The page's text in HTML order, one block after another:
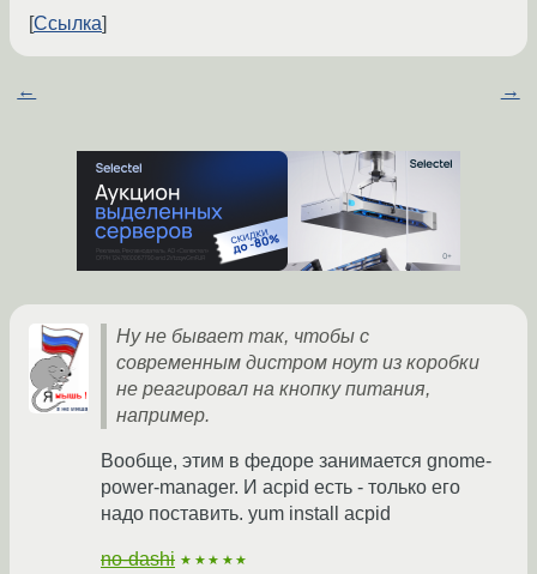
Ссылка
← →
Ну не бывает так, чтобы с
современным дистром ноут из коробки
не реагировал на кнопку питания,
например.
Вообще, этим в федоре занимается gnome-
power-manager. И acpid есть - только его
надо поставить. yum install acpid
no-dashi ★★★★★